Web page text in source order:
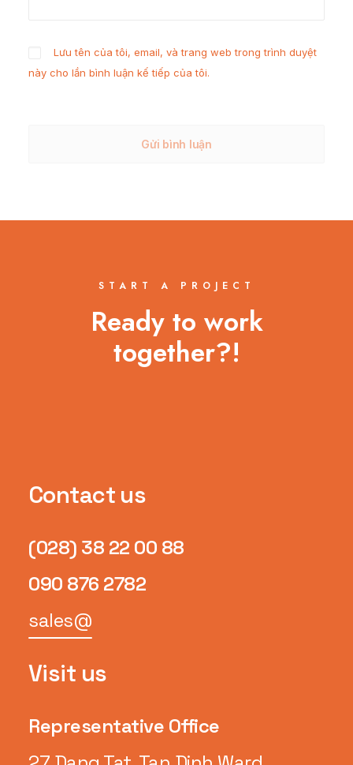
Lưu tên của tôi, email, và trang web trong trình duyệt
này cho lần bình luận kế tiếp của tôi.
START A PROJECT
Ready to work
together?!
Contact us
(028) 38 22 00 88
090 876 2782
sales@
Visit us
Representative Office